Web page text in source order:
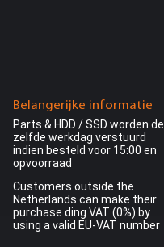
Belangerijke informatie
Parts & HDD / SSD worden de
zelfde werkdag verstuurd
indien besteld voor 15:00 en
opvoorraad
Customers outside the
Netherlands can make their
purchase ding VAT (0%) by
using a valid EU-VAT number